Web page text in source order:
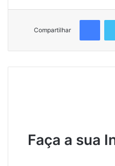
Compartilhar
Faça a sua